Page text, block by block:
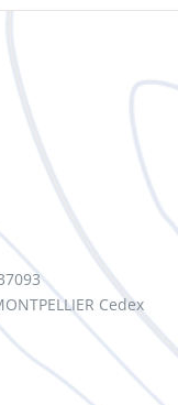
Cedex